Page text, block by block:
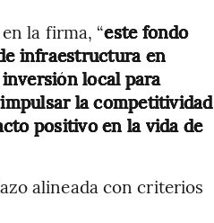
la firma, “este fondo
infraestructura en
local para
la competitividad
positivo en la vida de
alineada con criterios